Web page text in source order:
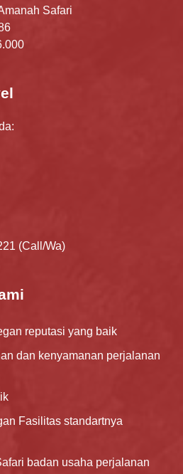
Safari
(Call/Wa)
reputasi yang baik
dan kenyamanan perjalanan
Fasilitas standartnya
badan usaha perjalanan